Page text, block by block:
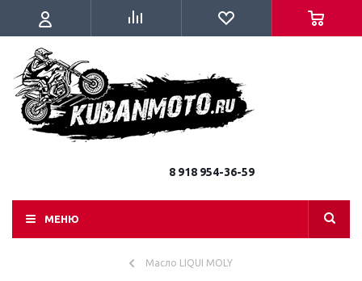
8 918 954-36-59
МЕНЮ
Масло LIQUI MOLY